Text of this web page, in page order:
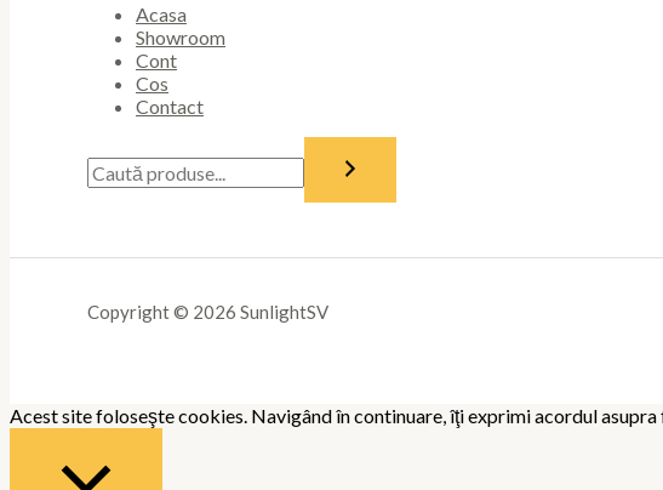
Acasa
Showroom
Cont
Cos
Contact
Copyright © 2026 SunlightSV
Acest site foloseşte cookies. Navigând în continuare, îţi exprimi acordul